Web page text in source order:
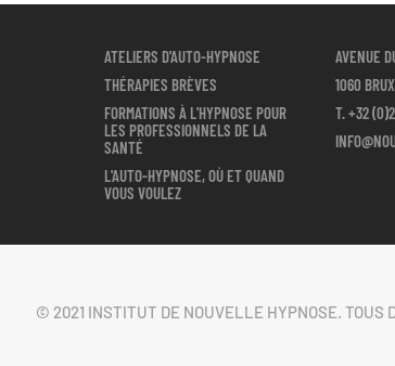
ATELIERS D'AUTO-HYPNOSE
THÉRAPIES BRÈVES
FORMATIONS À L'HYPNOSE POUR
LES PROFESSIONNELS DE LA
SANTÉ
L'AUTO-HYPNOSE, OÙ ET QUAND
VOUS VOULEZ
AVENUE
1060
T.+32
© 2021 INSTITUT DE NOUVELLE HYPNOSE. TOUS